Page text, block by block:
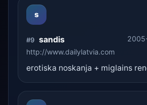
s
#9 sandis
http://www.dailylatvia.com
erotiska noskanja + miglains